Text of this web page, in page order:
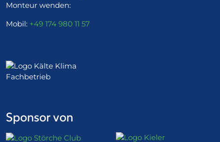
Monteur wenden:
Mobil: +49 174 980 11 57
Sponsor von